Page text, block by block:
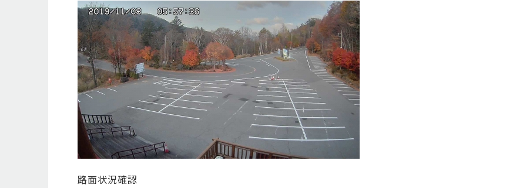
路面状況確認